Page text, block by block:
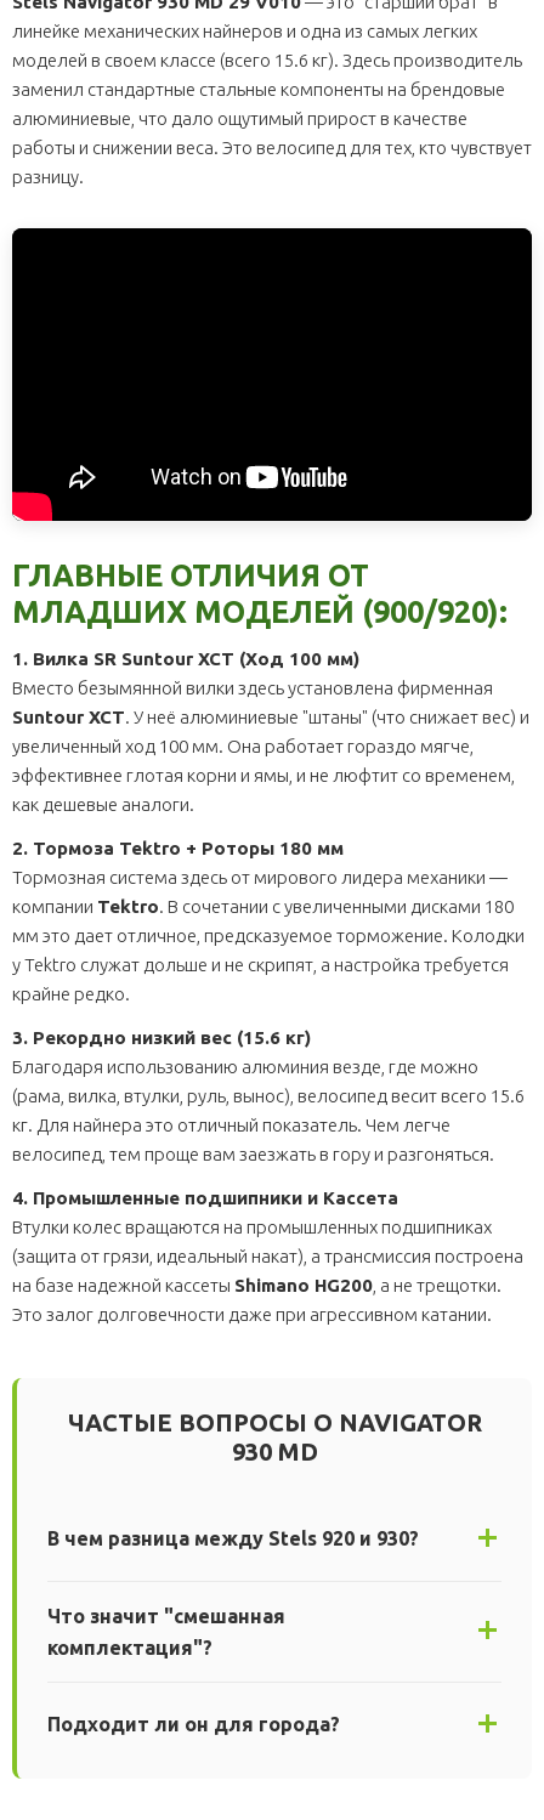
линейке механических найнеров и одна из самых легких
моделей в своем классе (всего 15.6 кг). Здесь производитель
заменил стандартные стальные компоненты на брендовые
алюминиевые, что дало ощутимый прирост в качестве
работы и снижении веса. Это велосипед для тех, кто чувствует
разницу.
ГЛАВНЫЕ ОТЛИЧИЯ ОТ
МЛАДШИХ МОДЕЛЕЙ (900/920):
1. Вилка SR Suntour XCT (Ход 100 мм)
Вместо безымянной вилки здесь установлена фирменная
Suntour XCT. У неё алюминиевые "штаны" (что снижает вес) и
увеличенный ход 100 мм. Она работает гораздо мягче,
эффективнее глотая корни и ямы, и не люфтит со временем,
как дешевые аналоги.
2. Тормоза Tektro + Роторы 180 мм
Тормозная система здесь от мирового лидера механики —
компании Tektro. В сочетании с увеличенными дисками 180
мм это дает отличное, предсказуемое торможение. Колодки
у Tektro служат дольше и не скрипят, а настройка требуется
крайне редко.
3. Рекордно низкий вес (15.6 кг)
Благодаря использованию алюминия везде, где можно
(рама, вилка, втулки, руль, вынос), велосипед весит всего 15.6
кг. Для найнера это отличный показатель. Чем легче
велосипед, тем проще вам заезжать в гору и разгоняться.
4. Промышленные подшипники и Кассета
Втулки колес вращаются на промышленных подшипниках
(защита от грязи, идеальный накат), а трансмиссия построена
на базе надежной кассеты Shimano HG200 , а не трещотки.
Это залог долговечности даже при агрессивном катании.
ЧАСТЫЕ ВОПРОСЫ О NAVIGATOR
930 MD
В чем разница между Stels 920 и 930?
Что значит "смешанная
комплектация"?
Подходит ли он для города?